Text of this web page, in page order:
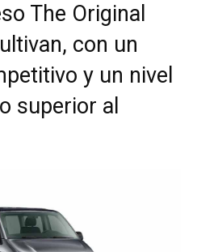
The Original
con un
y un nivel
superior al